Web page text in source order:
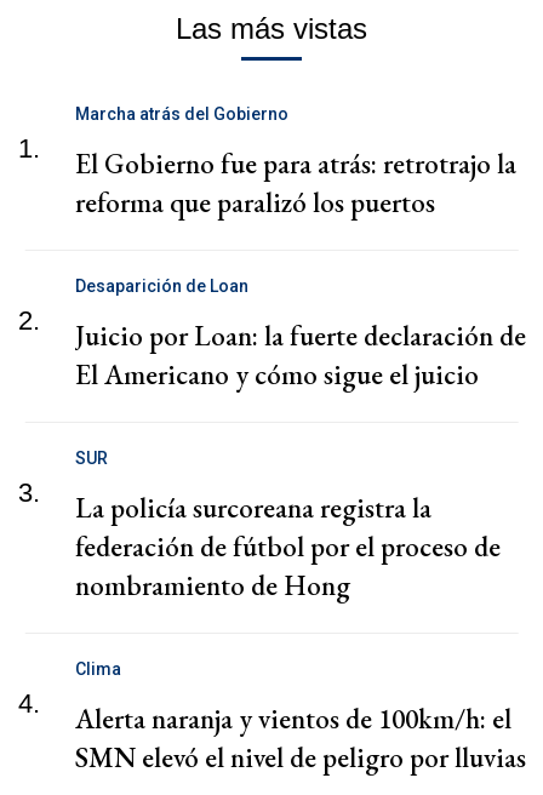
Las más vistas
1.
Marcha atrás del Gobierno
El Gobierno fue para atrás: retrotrajo la
reforma que paralizó los puertos
2.
Desaparición de Loan
Juicio por Loan: la fuerte declaración de
El Americano y cómo sigue el juicio
3.
SUR
La policía surcoreana registra la
federación de fútbol por el proceso de
nombramiento de Hong
4.
Clima
Alerta naranja y vientos de 100km/h: el
SMN elevó el nivel de peligro por lluvias